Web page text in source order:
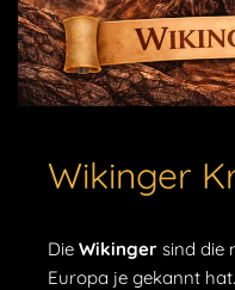
Wikinger
Die Wikinger sind die
Europa je gekannt